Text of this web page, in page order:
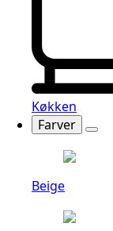
Køkken
Farver
Beige